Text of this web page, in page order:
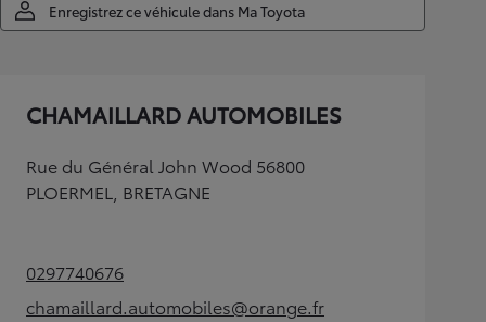
Enregistrez ce véhicule dans Ma Toyota
CHAMAILLARD AUTOMOBILES
Rue du Général John Wood 56800
PLOERMEL, BRETAGNE
0297740676(Opens in new tab)
chamaillard.automobiles@orange.fr